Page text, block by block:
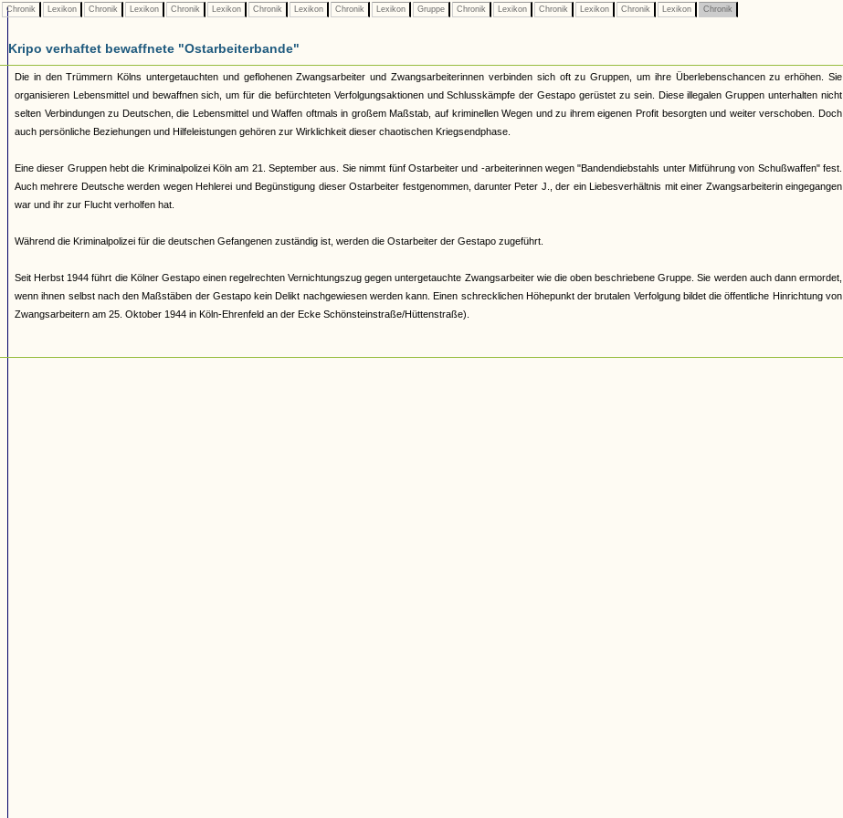
Chronik Lexikon Chronik Lexikon Chronik Lexikon Chronik Lexikon Chronik Lexikon Gruppe Chronik Lexikon Chronik Lexikon Chronik Lexikon Chronik
Kripo verhaftet bewaffnete "Ostarbeiterbande"
Die in den Trümmern Kölns untergetauchten und geflohenen Zwangsarbeiter und Zwangsarbeiterinnen verbinden sich oft zu Gruppen, um ihre Überlebenschancen zu erhöhen. Sie
organisieren Lebensmittel und bewaffnen sich, um für die befürchteten Verfolgungsaktionen und Schlusskämpfe der Gestapo gerüstet zu sein. Diese illegalen Gruppen unterhalten nicht
selten Verbindungen zu Deutschen, die Lebensmittel und Waffen oftmals in großem Maßstab, auf kriminellen Wegen und zu ihrem eigenen Profit besorgten und weiter verschoben. Doch
auch persönliche Beziehungen und Hilfeleistungen gehören zur Wirklichkeit dieser chaotischen Kriegsendphase.
Eine dieser Gruppen hebt die Kriminalpolizei Köln am 21. September aus. Sie nimmt fünf Ostarbeiter und -arbeiterinnen wegen "Bandendiebstahls unter Mitführung von Schußwaffen" fest.
Auch mehrere Deutsche werden wegen Hehlerei und Begünstigung dieser Ostarbeiter festgenommen, darunter Peter J., der ein Liebesverhältnis mit einer Zwangsarbeiterin eingegangen
war und ihr zur Flucht verholfen hat.
Während die Kriminalpolizei für die deutschen Gefangenen zuständig ist, werden die Ostarbeiter der Gestapo zugeführt.
Seit Herbst 1944 führt die Kölner Gestapo einen regelrechten Vernichtungszug gegen untergetauchte Zwangsarbeiter wie die oben beschriebene Gruppe. Sie werden auch dann ermordet,
wenn ihnen selbst nach den Maßstäben der Gestapo kein Delikt nachgewiesen werden kann. Einen schrecklichen Höhepunkt der brutalen Verfolgung bildet die öffentliche Hinrichtung von
Zwangsarbeitern am 25. Oktober 1944 in Köln-Ehrenfeld an der Ecke Schönsteinstraße/Hüttenstraße).